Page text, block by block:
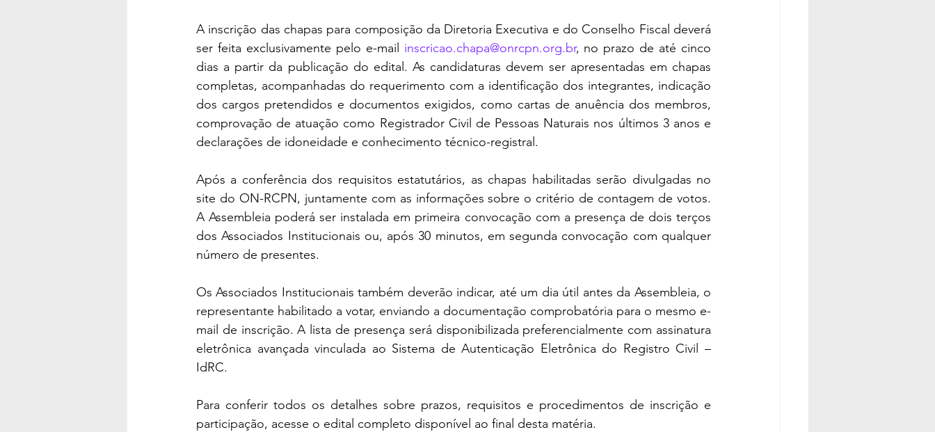
A inscrição das chapas para composição da Diretoria Executiva e do Conselho Fiscal deverá
ser feita exclusivamente pelo e-mail inscricao.chapa@onrcpn.org.br, no prazo de até cinco
dias a partir da publicação do edital. As candidaturas devem ser apresentadas em chapas
completas, acompanhadas do requerimento com a identificação dos integrantes, indicação
dos cargos pretendidos e documentos exigidos, como cartas de anuência dos membros,
comprovação de atuação como Registrador Civil de Pessoas Naturais nos últimos 3 anos e
declarações de idoneidade e conhecimento técnico-registral.
Após a conferência dos requisitos estatutários, as chapas habilitadas serão divulgadas no
site do ON-RCPN, juntamente com as informações sobre o critério de contagem de votos.
A Assembleia poderá ser instalada em primeira convocação com a presença de dois terços
dos Associados Institucionais ou, após 30 minutos, em segunda convocação com qualquer
número de presentes.
Os Associados Institucionais também deverão indicar, até um dia útil antes da Assembleia, o
representante habilitado a votar, enviando a documentação comprobatória para o mesmo e-
mail de inscrição. A lista de presença será disponibilizada preferencialmente com assinatura
eletrônica avançada vinculada ao Sistema de Autenticação Eletrônica do Registro Civil –
IdRC.
Para conferir todos os detalhes sobre prazos, requisitos e procedimentos de inscrição e
participação, acesse o edital completo disponível ao final desta matéria.